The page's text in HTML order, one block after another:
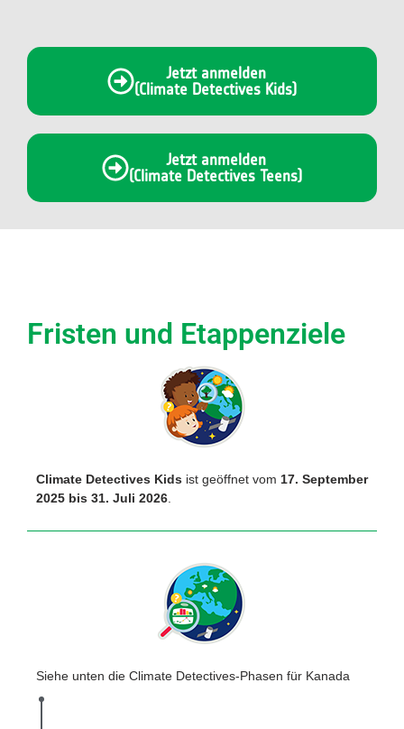
Jetzt anmelden
(Climate Detectives Kids)
Jetzt anmelden
(Climate Detectives Teens)
Fristen und Etappenziele
Climate Detectives Kids ist geöffnet vom 17. September
2025 bis 31. Juli 2026.
Siehe unten die Climate Detectives-Phasen für Kanada